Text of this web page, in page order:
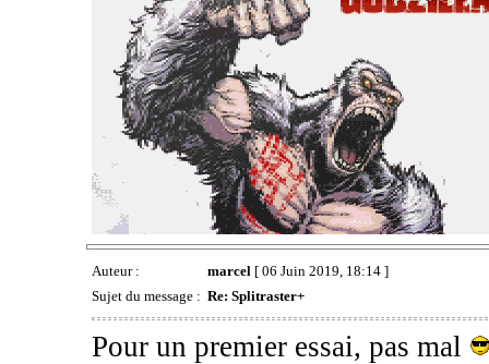
Auteur : marcel [ 06 Juin 2019, 18:14 ]
Sujet du message : Re: Splitraster+
Pour un premier essai, pas mal